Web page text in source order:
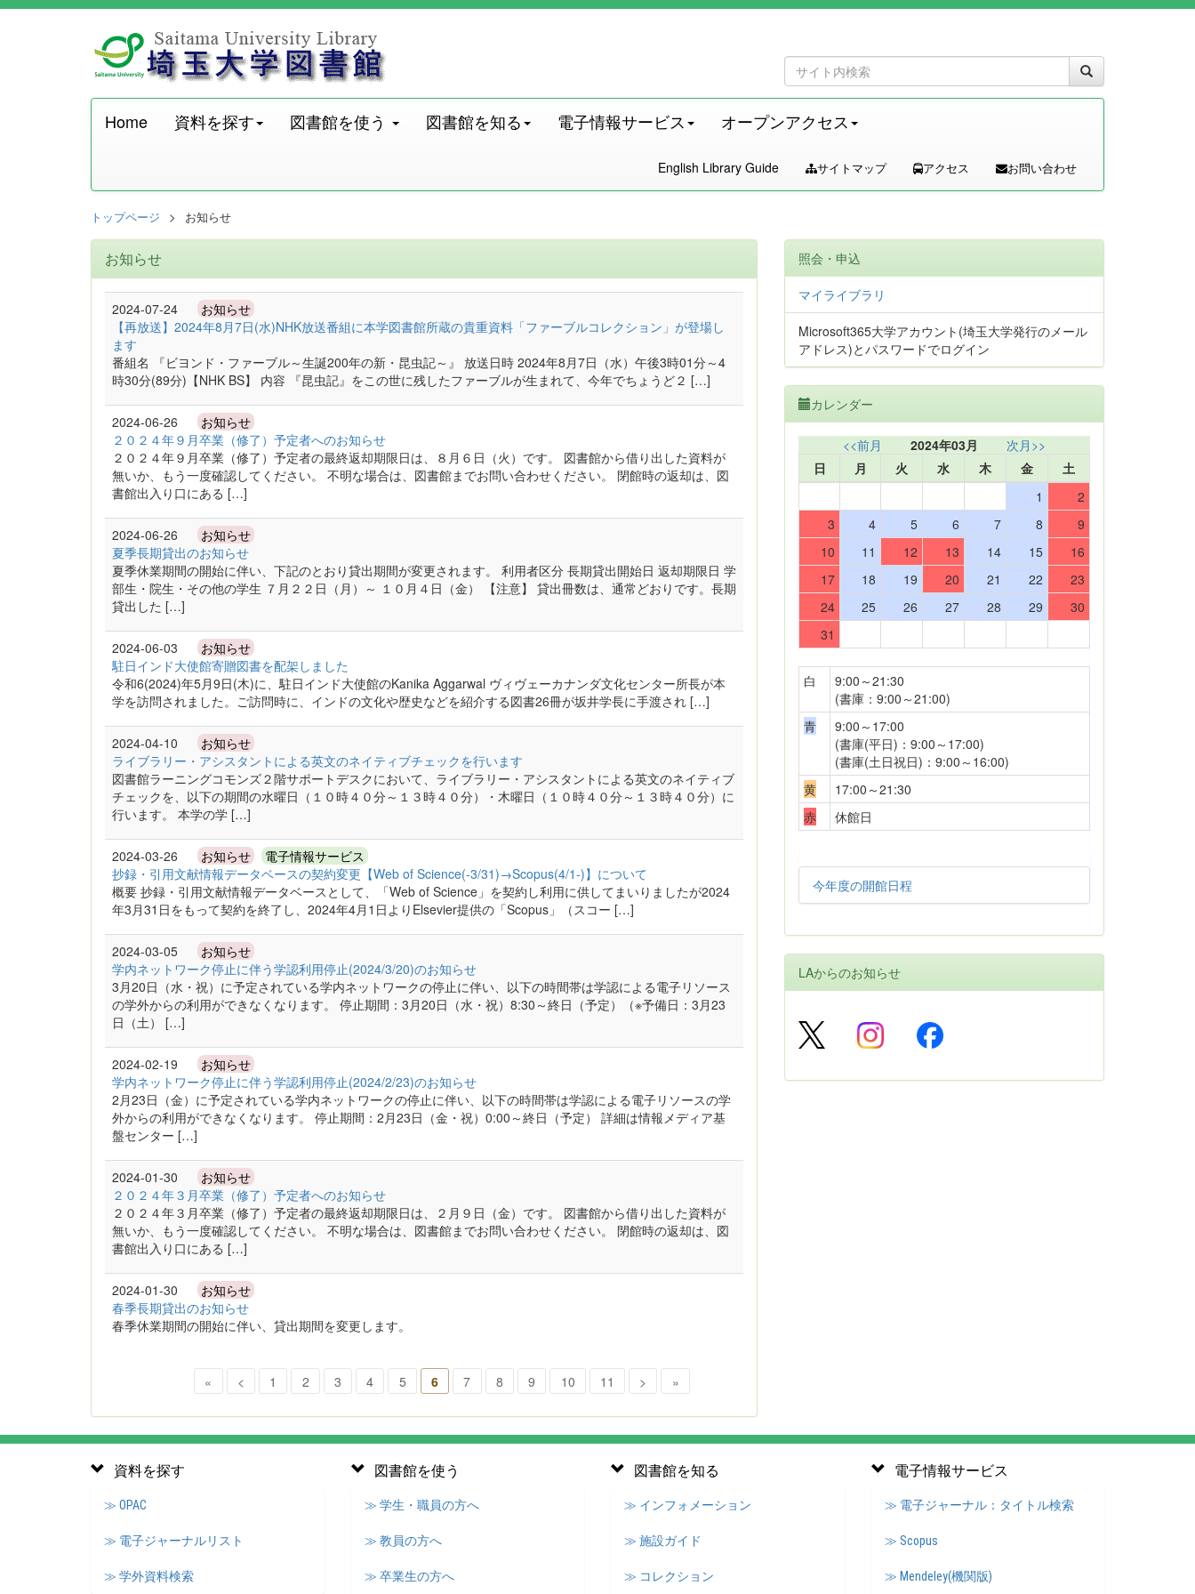
Home 資料を探す 図書館を使う 図書館を知る 電子情報サービス オープンアクセス
English Library Guide サイトマップ アクセス お問い合わせ
トップページ お知らせ
お知らせ
2024-07-24 お知らせ
【再放送】2024年8月7日(水)NHK放送番組に本学図書館所蔵の貴重資料「ファーブルコレクション」が登場し
ます
番組名 『ビヨンド・ファーブル～生誕200年の新・昆虫記～』 放送日時 2024年8月7日（水）午後3時01分～4
時30分(89分)【NHK BS】 内容 『昆虫記』をこの世に残したファーブルが生まれて、今年でちょうど２ […]
2024-06-26 お知らせ
２０２４年９月卒業（修了）予定者へのお知らせ
２０２４年９月卒業（修了）予定者の最終返却期限日は、８月６日（火）です。 図書館から借り出した資料が
無いか、もう一度確認してください。 不明な場合は、図書館までお問い合わせください。 閉館時の返却は、図
書館出入り口にある […]
2024-06-26 お知らせ
夏季長期貸出のお知らせ
夏季休業期間の開始に伴い、下記のとおり貸出期間が変更されます。 利用者区分 長期貸出開始日 返却期限日 学
部生・院生・その他の学生 ７月２２日（月）～ １０月４日（金） 【注意】 貸出冊数は、通常どおりです。長期
貸出した […]
2024-06-03 お知らせ
駐日インド大使館寄贈図書を配架しました
令和6(2024)年5月9日(木)に、駐日インド大使館のKanika Aggarwal ヴィヴェーカナンダ文化センター所長が本
学を訪問されました。ご訪問時に、インドの文化や歴史などを紹介する図書26冊が坂井学長に手渡され […]
2024-04-10 お知らせ
ライブラリー・アシスタントによる英文のネイティブチェックを行います
図書館ラーニングコモンズ２階サポートデスクにおいて、ライブラリー・アシスタントによる英文のネイティブ
チェックを、以下の期間の水曜日（１０時４０分～１３時４０分）・木曜日（１０時４０分～１３時４０分）に
行います。 本学の学 […]
2024-03-26 お知らせ 電子情報サービス
抄録・引用文献情報データベースの契約変更【Web of Science(-3/31)→Scopus(4/1-)】について
概要 抄録・引用文献情報データベースとして、「Web of Science」を契約し利用に供してまいりましたが2024
年3月31日をもって契約を終了し、2024年4月1日よりElsevier提供の「Scopus」（スコー […]
2024-03-05 お知らせ
学内ネットワーク停止に伴う学認利用停止(2024/3/20)のお知らせ
3月20日（水・祝）に予定されている学内ネットワークの停止に伴い、以下の時間帯は学認による電子リソース
の学外からの利用ができなくなります。 停止期間：3月20日（水・祝）8:30～終日（予定）（※予備日：3月23
日（土） […]
2024-02-19 お知らせ
学内ネットワーク停止に伴う学認利用停止(2024/2/23)のお知らせ
2月23日（金）に予定されている学内ネットワークの停止に伴い、以下の時間帯は学認による電子リソースの学
外からの利用ができなくなります。 停止期間：2月23日（金・祝）0:00～終日（予定） 詳細は情報メディア基
盤センター […]
2024-01-30 お知らせ
２０２４年３月卒業（修了）予定者へのお知らせ
２０２４年３月卒業（修了）予定者の最終返却期限日は、２月９日（金）です。 図書館から借り出した資料が
無いか、もう一度確認してください。 不明な場合は、図書館までお問い合わせください。 閉館時の返却は、図
書館出入り口にある […]
2024-01-30 お知らせ
春季長期貸出のお知らせ
春季休業期間の開始に伴い、貸出期間を変更します。
« < 1 2 3 4 5 6 7 8 9 10 11 > »
照会・申込
マイライブラリ
Microsoft365大学アカウント(埼玉大学発行のメール
アドレス)とパスワードでログイン
カレンダー
<<前月 2024年03月
次月>>
日
月 火 水 木 金
土
1
2
3
4 5 6 7 8
9
10
11 12 13 14 15
16
17
18 19 20 21 22
23
24
25 26 27 28 29
30
31
白
9:00～21:30
(書庫：9:00～21:00)
青
9:00～17:00
(書庫(平日)：9:00～17:00)
(書庫(土日祝日)：9:00～16:00)
黄
17:00～21:30
赤
休館日
今年度の開館日程
LAからのお知らせ
資料を探す
≫ OPAC
≫ 電子ジャーナルリスト
≫ 学外資料検索
図書館を使う
≫ 学生・職員の方へ
≫ 教員の方へ
≫ 卒業生の方へ
図書館を知る
≫ インフォメーション
≫ 施設ガイド
≫ コレクション
電子情報サービス
≫ 電子ジャーナル：タイトル検索
≫ Scopus
≫ Mendeley(機関版)